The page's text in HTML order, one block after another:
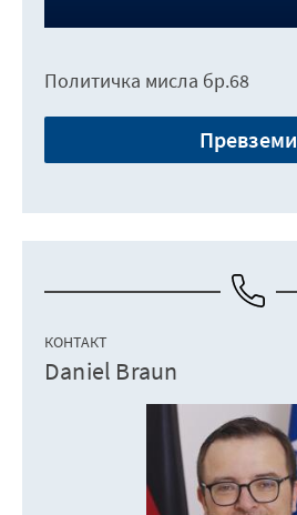
Политичка мисла бр.68
Превземи
КОНТАКТ
Daniel Braun